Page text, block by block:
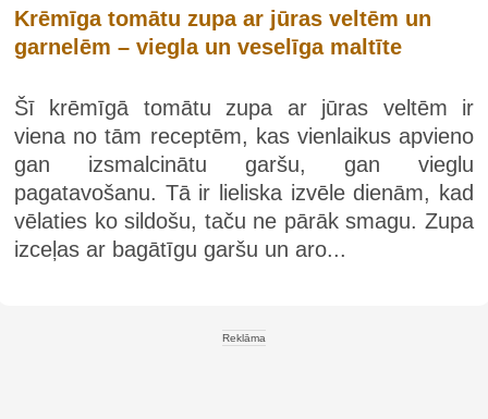
Krēmīga tomātu zupa ar jūras veltēm un
garnelēm – viegla un veselīga maltīte
Šī krēmīgā tomātu zupa ar jūras veltēm ir
viena no tām receptēm, kas vienlaikus apvieno
gan izsmalcinātu garšu, gan vieglu
pagatavošanu. Tā ir lieliska izvēle dienām, kad
vēlaties ko sildošu, taču ne pārāk smagu. Zupa
izceļas ar bagātīgu garšu un aro...
Reklāma